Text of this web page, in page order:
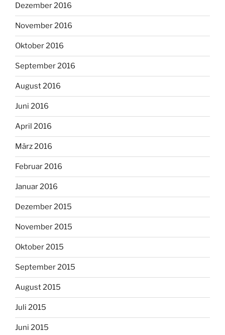
Dezember 2016
November 2016
Oktober 2016
September 2016
August 2016
Juni 2016
April 2016
März 2016
Februar 2016
Januar 2016
Dezember 2015
November 2015
Oktober 2015
September 2015
August 2015
Juli 2015
Juni 2015